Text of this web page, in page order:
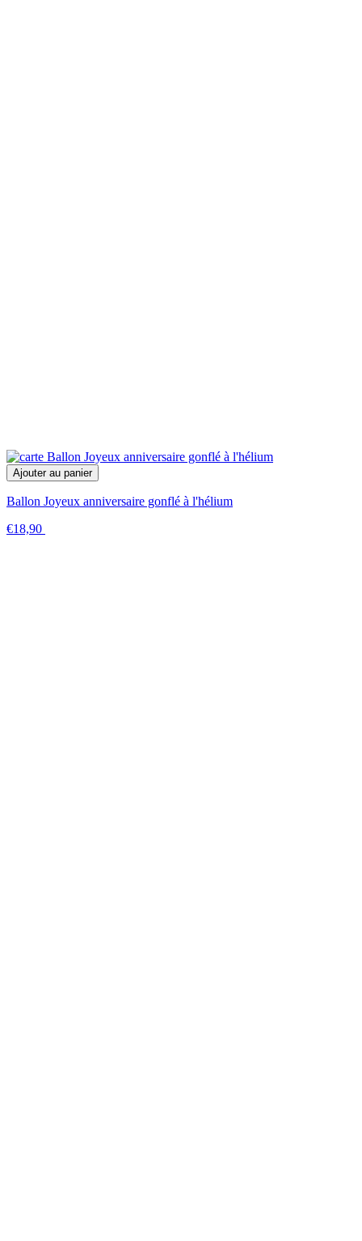
Ajouter au panier
Ballon Joyeux anniversaire gonflé à l'hélium
€18,90